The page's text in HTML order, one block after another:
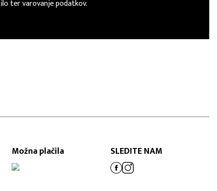
ter varovanje podatkov.
Možna plačila SLEDITE NAM